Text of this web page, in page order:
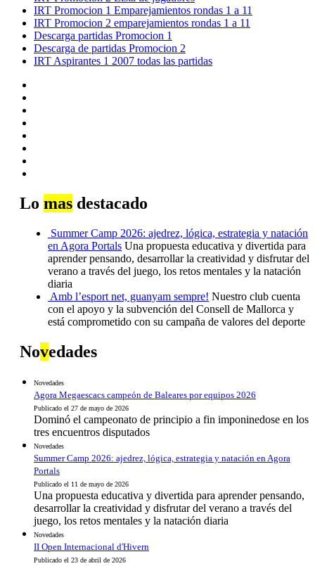
IRT Promocion 1 Emparejamientos rondas 1 a 11
IRT Promocion 2 emparejamientos rondas 1 a 11
Descarga partidas Promocion 1
Descarga de partidas Promocion 2
IRT Aspirantes 1 2007 todas las partidas
Lo mas destacado
Summer Camp 2026: ajedrez, lógica, estrategia y natación
en Agora Portals Una propuesta educativa y divertida para
aprender pensando, desarrollar la creatividad y disfrutar del
verano a través del juego, los retos mentales y la natación
diaria
Amb l’esport net, guanyam sempre! Nuestro club cuenta
con el apoyo y la subvención del Consell de Mallorca y
está comprometido con su campaña de valores del deporte
Novedades
Novedades
Agora Megaescacs campeón de Baleares por equipos 2026
Publicado el 27 de mayo de 2026
Dominó el campeonato de principio a fin imponinedose en los
tres encuentros disputados
Novedades
Summer Camp 2026: ajedrez, lógica, estrategia y natación en Agora
Portals
Publicado el 11 de mayo de 2026
Una propuesta educativa y divertida para aprender pensando,
desarrollar la creatividad y disfrutar del verano a través del
juego, los retos mentales y la natación diaria
Novedades
II Open Internacional d'Hivern
Publicado el 23 de abril de 2026